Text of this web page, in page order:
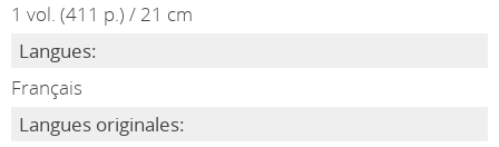
1 vol. (411 p.) / 21 cm
Langues:
Français
Langues originales: